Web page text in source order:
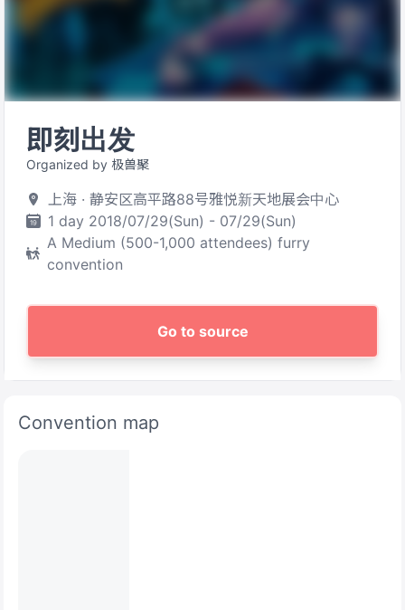
即刻出发
Organized by 极兽聚
上海 · 静安区高平路88号雅悦新天地展会中心
1 day 2018/07/29(Sun) - 07/29(Sun)
A Medium (500-1,000 attendees) furry
convention
Go to source
Convention map